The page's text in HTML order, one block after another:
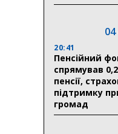
20:41
Пенсійний
спрямував
пенсії,
підтримку
громад